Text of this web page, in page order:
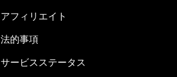
アフィリエイト
法的事項
サービスステータス